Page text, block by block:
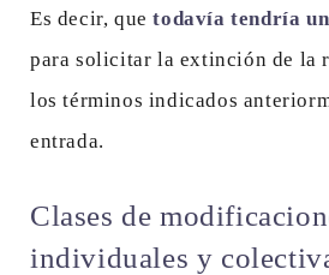
Es decir, quetodavía tendría
para solicitar la extinción de la
los términos indicados
entrada.
Clases de
individuales y